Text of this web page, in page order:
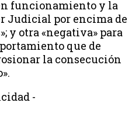
funcionamiento y la
Judicial por encima de
y otra «negativa» para
que de
la consecución
-